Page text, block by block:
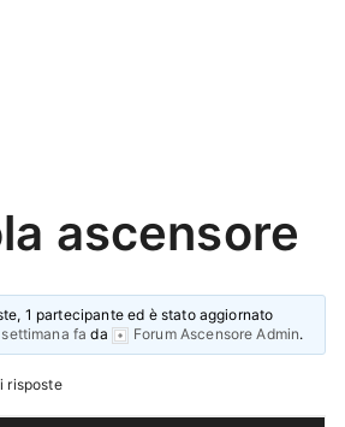
ascensore
1 partecipante ed è stato aggiornato
fa da Forum Ascensore Admin.
risposte